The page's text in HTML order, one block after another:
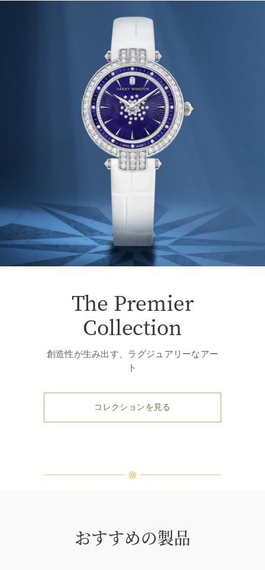
The Premier
Collection
創造性が生み出す、ラグジュアリーなアー
ト
コレクションを見る
おすすめの製品